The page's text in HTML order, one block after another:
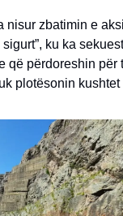
nisur zbatimin e
sigurt”, ku ka
që përdoreshin për
plotësonin kushtet